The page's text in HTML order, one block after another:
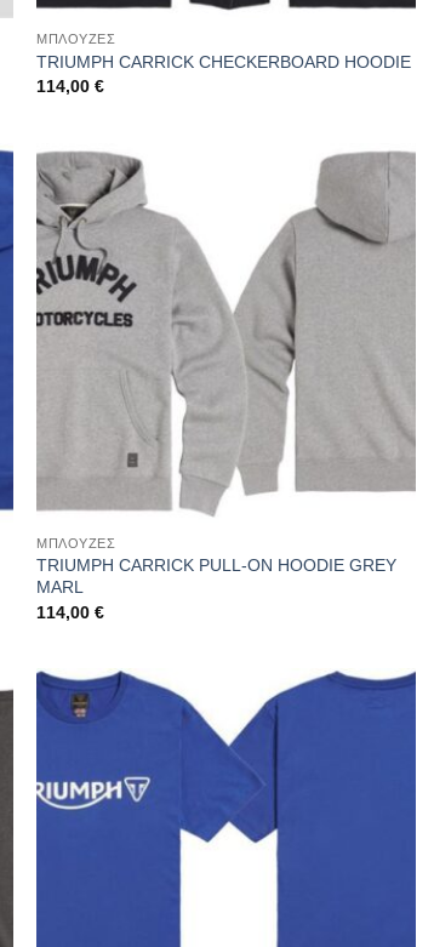
ΜΠΛΟΥΖΕΣ
TRIUMPH CARRICK CHECKERBOARD HOODIE
114,00€
ΜΠΛΟΥΖΕΣ
TRIUMPH CARRICK PULL-ON HOODIE GREY
MARL
114,00€